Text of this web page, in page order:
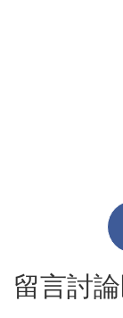
留言討